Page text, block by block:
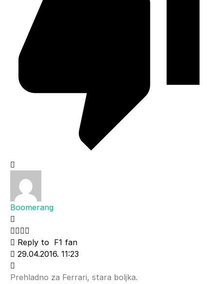
Boomerang
Reply to F1 fan
29.04.2016. 11:23
Prehladno za Ferrari, stara boljka.